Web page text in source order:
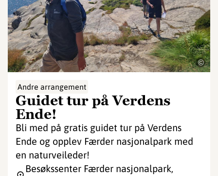
©
Andre arrangement
Guidet tur på Verdens
Ende!
Bli med på gratis guidet tur på Verdens
Ende og opplev Færder nasjonalpark med
en naturveileder!
Besøkssenter Færder nasjonalpark,